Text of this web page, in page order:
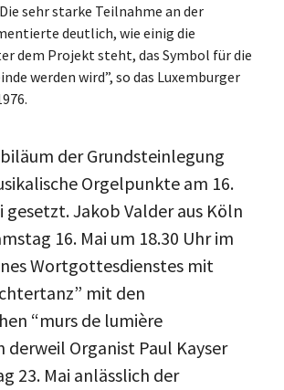
sehr starke Teilnahme an der
deutlich, wie einig die
dem Projekt steht, das Symbol für die
werden wird”, so das Luxemburger
der Grundsteinlegung
Orgelpunkte am 16.
gesetzt. Jakob Valder aus Köln
16. Mai um 18.30 Uhr im
Wortgottesdienstes mit
mit den
“murs de lumière
derweil Organist Paul Kayser
23. Mai anlässlich der